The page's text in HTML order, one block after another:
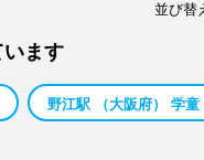
並び替
ます
野江駅 （大阪府） 学童